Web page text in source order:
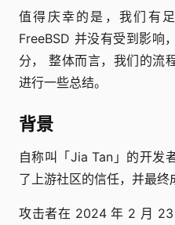
值得庆幸的是，我们有
FreeBSD 并没有受到影响
分， 整体而言，我们的流
进行一些总结。
背景
自称叫「Jia Tan」的开发
了上游社区的信任，并最终
攻击者在 2024 年 2 月 23